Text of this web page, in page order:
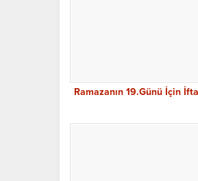
Ramazanın 19.Günü İçin